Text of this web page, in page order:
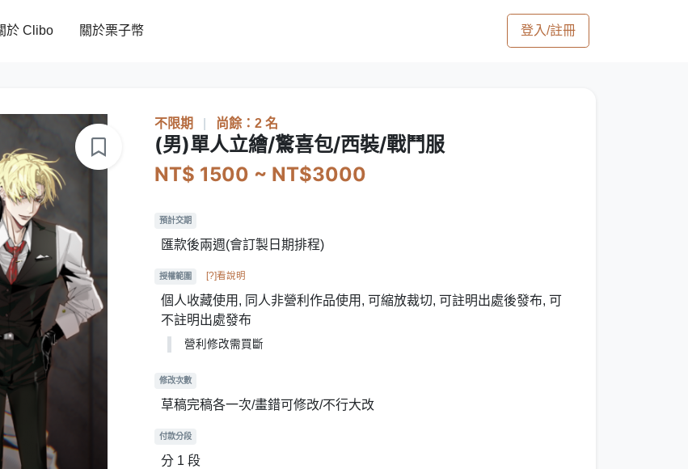
於 Clibo 關於栗子幣 登入/註冊
不限期 尚餘：2 名
(男)單人立繪/驚喜包/西裝/戰鬥服
NT$ 1500 ~ NT$3000
預計交期
匯款後兩週(會訂製日期排程)
授權範圍 [?]看說明
個人收藏使用, 同人非營利作品使用, 可縮放裁切, 可註明出處後發布, 可
不註明出處發布
營利修改需買斷
修改次數
草稿完稿各一次/畫錯可修改/不行大改
付款分段
分 1 段